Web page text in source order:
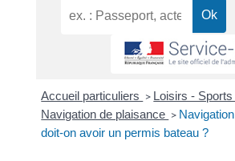
Accueil particuliers > Loisirs -
Navigation de plaisance >
doit-on avoir un permis bateau ?